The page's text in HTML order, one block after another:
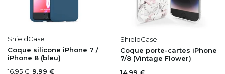
ShieldCase
Coque silicone iPhone 7 /
iPhone 8 (bleu)
16,95 € 9,99 €
ShieldCase
Coque porte-cartes iPhone
7/8 (Vintage Flower)